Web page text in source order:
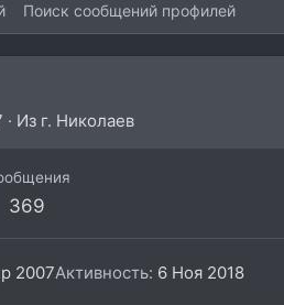
Поиск сообщений профилей
· Из г. Николаев
369
2007Активность 6 Ноя 2018